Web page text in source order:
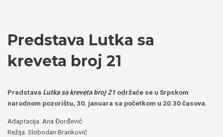
Predstava Lutka sa
kreveta broj 21
Predstava Lutka sa kreveta broj 21 održaće se u Srpskom
narodnom pozorištu, 30. januara sa početkom u 20.30 časova.
Adaptacija: Ana Đorđević
Režija: Slobodan Branković